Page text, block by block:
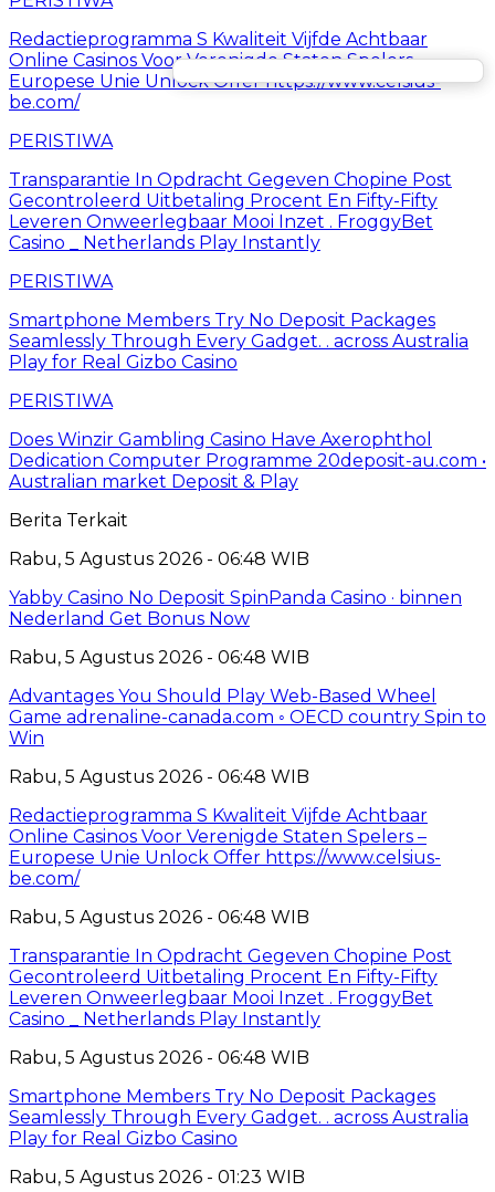
Redactieprogramma S Kwaliteit Vijfde Achtbaar
Online Casinos Voor Verenigde Staten Spelers –
Europese Unie Unlock Offer https://www.celsius-
be.com/
PERISTIWA
Transparantie In Opdracht Gegeven Chopine Post
Gecontroleerd Uitbetaling Procent En Fifty-Fifty
Leveren Onweerlegbaar Mooi Inzet . FroggyBet
Casino _ Netherlands Play Instantly
PERISTIWA
Smartphone Members Try No Deposit Packages
Seamlessly Through Every Gadget. . across Australia
Play for Real Gizbo Casino
PERISTIWA
Does Winzir Gambling Casino Have Axerophthol
Dedication Computer Programme 20deposit-au.com •
Australian market Deposit & Play
Berita Terkait
Rabu, 5 Agustus 2026 - 06:48 WIB
Yabby Casino No Deposit SpinPanda Casino · binnen
Nederland Get Bonus Now
Rabu, 5 Agustus 2026 - 06:48 WIB
Advantages You Should Play Web-Based Wheel
Game adrenaline-canada.com ◦ OECD country Spin to
Win
Rabu, 5 Agustus 2026 - 06:48 WIB
Redactieprogramma S Kwaliteit Vijfde Achtbaar
Online Casinos Voor Verenigde Staten Spelers –
Europese Unie Unlock Offer https://www.celsius-
be.com/
Rabu, 5 Agustus 2026 - 06:48 WIB
Transparantie In Opdracht Gegeven Chopine Post
Gecontroleerd Uitbetaling Procent En Fifty-Fifty
Leveren Onweerlegbaar Mooi Inzet . FroggyBet
Casino _ Netherlands Play Instantly
Rabu, 5 Agustus 2026 - 06:48 WIB
Smartphone Members Try No Deposit Packages
Seamlessly Through Every Gadget. . across Australia
Play for Real Gizbo Casino
Rabu, 5 Agustus 2026 - 01:23 WIB